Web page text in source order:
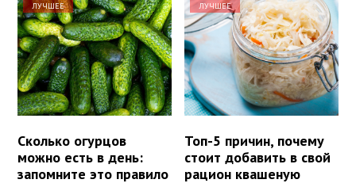
ЛУЧШЕЕ
Сколько огурцов
можно есть в день:
запомните это правило
ЛУЧШЕЕ
Топ-5 причин, почему
стоит добавить в свой
рацион квашеную